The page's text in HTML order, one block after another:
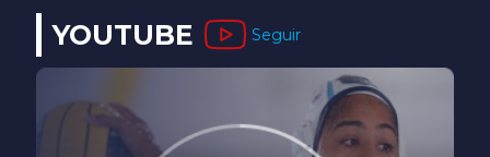
YOUTUBE Seguir